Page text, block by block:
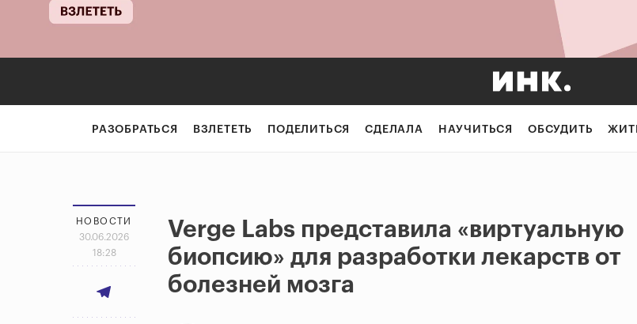
РАЗОБРАТЬСЯ ВЗЛЕТЕТЬ ПОДЕЛИТЬСЯ СДЕЛАЛА НАУЧИТЬСЯ ОБСУДИТЬ
НОВОСТИ
30.06.2026
18:28
Verge Labs представила «виртуальную
биопсию» для разработки лекарств от
болезней мозга